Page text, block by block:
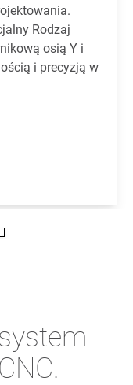
Rodzaj
osią Y i
i precyzją w